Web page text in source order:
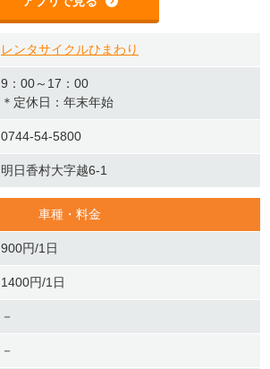
レンタサイクルひまわり
9：00～17：00
＊定休日：年末年始
0744-54-5800
明日香村大字越6-1
車種・料金
900円/1日
1400円/1日
－
－